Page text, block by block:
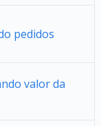
pedidos
valor da